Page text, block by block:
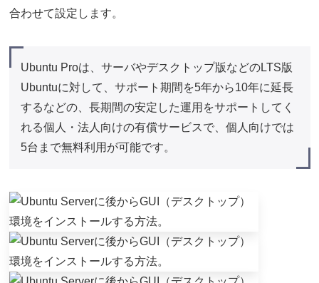
合わせて設定します。
Ubuntu Proは、サーバやデスクトップ版などのLTS版
Ubuntuに対して、サポート期間を5年から10年に延長
するなどの、長期間の安定した運用をサポートしてく
れる個人・法人向けの有償サービスで、個人向けでは
5台まで無料利用が可能です。